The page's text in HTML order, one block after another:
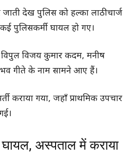
जाती देख पुलिस को हल्का लाठीचार्ज
पुलिसकर्मी घायल हो गए।
विपुल विजय कुमार कदम, मनीष
गीते के नाम सामने आए हैं।
कराया गया, जहाँ प्राथमिक उपचार
घायल, अस्पताल में कराया